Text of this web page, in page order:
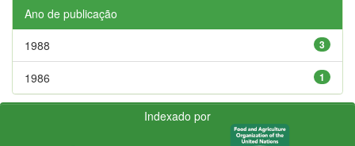
Ano de publicação
3
1988
1
1986
Indexado por